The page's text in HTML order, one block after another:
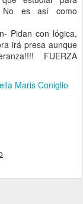
No es así como
Pidan con lógica,
irá presa aunque
FUERZA
Maris Coniglio